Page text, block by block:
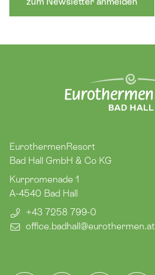
EurothermenResort
Bad Hall GmbH & Co KG
Kurpromenade 1
A-4540 Bad Hall
+43 7258 799-0
office.badhall​@eurothermen.at